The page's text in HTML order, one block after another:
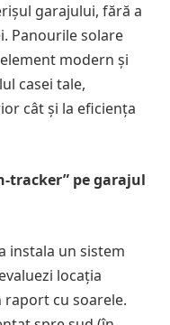
garajului, fără a
Panourile solare
modern și
casei tale,
cât și la eficiența
tracker” pe garajul
instala un sistem
locația
cu soarele.